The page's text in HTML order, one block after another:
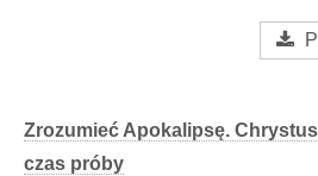
Zrozumieć Apokalipsę.
czas próby